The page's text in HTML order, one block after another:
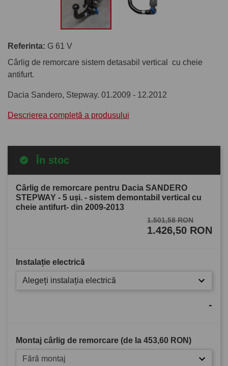
Referinta: G 61 V
Cârlig de remorcare sistem detasabil vertical cu cheie
antifurt.
Dacia Sandero, Stepway. 01.2009 - 12.2012
Descrierea completă a produsului
În stoc
Cârlig de remorcare pentru Dacia SANDERO
STEPWAY - 5 uşi. - sistem demontabil vertical cu
cheie antifurt- din 2009-2013
1.501,58 RON
1.426,50 RON
Instalație electrică
Alegeți instalația electrică
-
Montaj cârlig de remorcare (de la 453,60 RON)
Fără montaj